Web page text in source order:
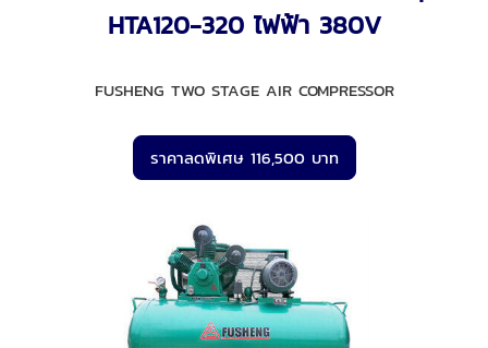
HTA120-320 ไฟฟ้า 380V
FUSHENG TWO STAGE AIR COMPRESSOR
ราคาลดพิเศษ 116,500 บาท